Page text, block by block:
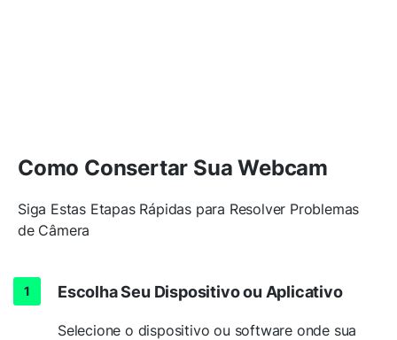
Como Consertar Sua Webcam
Siga Estas Etapas Rápidas para Resolver Problemas
de Câmera
Escolha Seu Dispositivo ou Aplicativo
Selecione o dispositivo ou software onde sua